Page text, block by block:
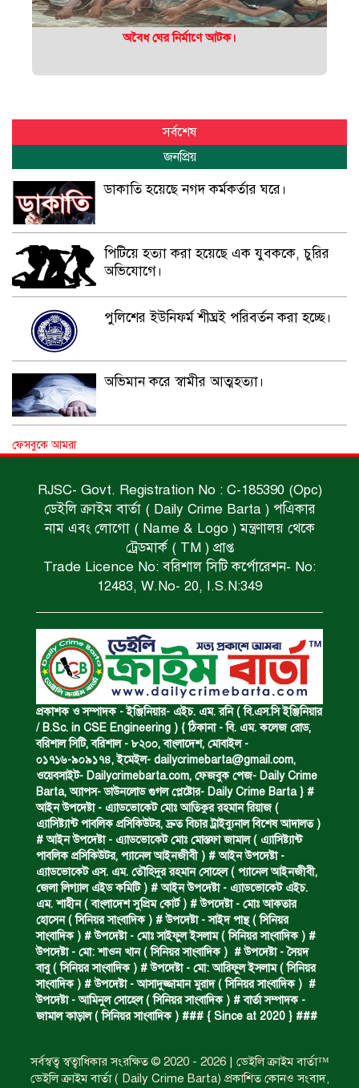
অবৈধ ঘের নির্মাণে আটক।
সর্বশেষ
জনপ্রিয়
ডাকাতি হয়েছে নগদ কর্মকর্তার ঘরে।
পিটিয়ে হত্যা করা হয়েছে এক যুবককে, চুরির
অভিযোগে।
পুলিশের ইউনিফর্ম শীঘ্রই পরিবর্তন করা হচ্ছে।
অভিমান করে স্বামীর আত্মহত্যা।
বিশুদ্ধ পানির পাম্প পেল শতাধিক পরিবার।
সড়ক দুর্ঘটনায় বাসচাপায় মৃত্যুর ঘটনা।
বিজিবি’র অভিযানে ইয়াবা জব্দ।
অপহৃত রোহিঙ্গা উদ্ধার।
পানিতে ডুবে এক ছাত্রের মৃত্যু।
ঝুলন্ত মরদেহ উদ্ধার।
অবৈধ ঘের নির্মাণে আটক।
একজন সড়ক দুর্ঘটনায় নিহত ও দুইজন আহত।
ডাকাত দলের সদস্য গ্রেফতার।
ফেসবুকে আমরা
RJSC- Govt. Registration No : C-185390 (Opc)
ডেইলি ক্রাইম বার্তা ( Daily Crime Barta ) পএিকার
নাম এবং লোগো ( Name & Logo ) মন্ত্রণালয় থেকে
ট্রেডমার্ক ( TM ) প্রাপ্ত
Trade Licence No: বরিশাল সিটি কর্পোরেশন- No:
12483, W.No- 20, I.S.N:349
প্রকাশক ও সম্পাদক - ইঞ্জিনিয়ার- এইচ. এম. রনি ( বি.এস.সি ইঞ্জিনিয়ার
/ B.Sc. in CSE Engineering ) { ঠিকানা - বি. এম. কলেজ রোড,
বরিশাল সিটি, বরিশাল - ৮২০০, বাংলাদেশ, মোবাইল -
০১৭১৬-৯০৯১৭৪, ইমেইল- dailycrimebarta@gmail.com,
ওয়েবসাইট- Dailycrimebarta.com, ফেজবুক পেজ- Daily Crime
Barta, অ‍্যাপস- ডাউনলোড গুগল প্লেষ্টোর- Daily Crime Barta } #
আইন উপদেষ্টা - এ্যাডভোকেট মোঃ আতিকুর রহমান রিয়াজ (
এ‍্যাসিষ্ট‍্যান্ট পাবলিক প্রসিকিউটর, দ্রুত বিচার ট্রাইব্যুনাল বিশেষ আদালত )
# আইন উপদেষ্টা - এ্যাডভোকেট মোঃ মোস্তফা জামাল ( এ‍্যাসিষ্ট‍্যান্ট
পাবলিক প্রসিকিউটর, প‍্যানেল আইনজীবী ) # আইন উপদেষ্টা -
এ্যাডভোকেট এস. এম. তৌহিদুর রহমান সোহেল ( প‍্যানেল আইনজীবী,
জেলা লিগ্যাল এইড কমিটি ) # আইন উপদেষ্টা - এ্যাডভোকেট এইচ.
এম. শাহীন ( বাংলাদেশ সুপ্রিম কোর্ট ) # উপদেষ্টা - মোঃ আকতার
হোসেন ( সিনিয়র সাংবাদিক ) # উপদেষ্টা - সাইদ পান্থ ( সিনিয়র
সাংবাদিক ) # উপদেষ্টা - মোঃ সাইফুল ইসলাম ( সিনিয়র সাংবাদিক ) #
উপদেষ্টা - মো: শাওন খান ( সিনিয়র সাংবাদিক ) # উপদেষ্টা - সৈয়দ
বাবু ( সিনিয়র সাংবাদিক ) # উপদেষ্টা - মো: আরিফুল ইসলাম ( সিনিয়র
সাংবাদিক ) # উপদেষ্টা - আসাদুজ্জামান মুরাদ ( সিনিয়র সাংবাদিক ) #
উপদেষ্টা - আমিনুল সোহেল ( সিনিয়র সাংবাদিক ) # বার্তা সম্পাদক -
জামাল কাড়াল ( সিনিয়র সাংবাদিক ) ### { Since at 2020 } ###
সর্বস্বত্ব স্বত্বাধিকার সংরক্ষিত © 2020 - 2026 | ডেইলি ক্রাইম বার্তা™
ডেইলি ক্রাইম বার্তা ( Daily Crime Barta) প্রকাশিত কোনও সংবাদ,